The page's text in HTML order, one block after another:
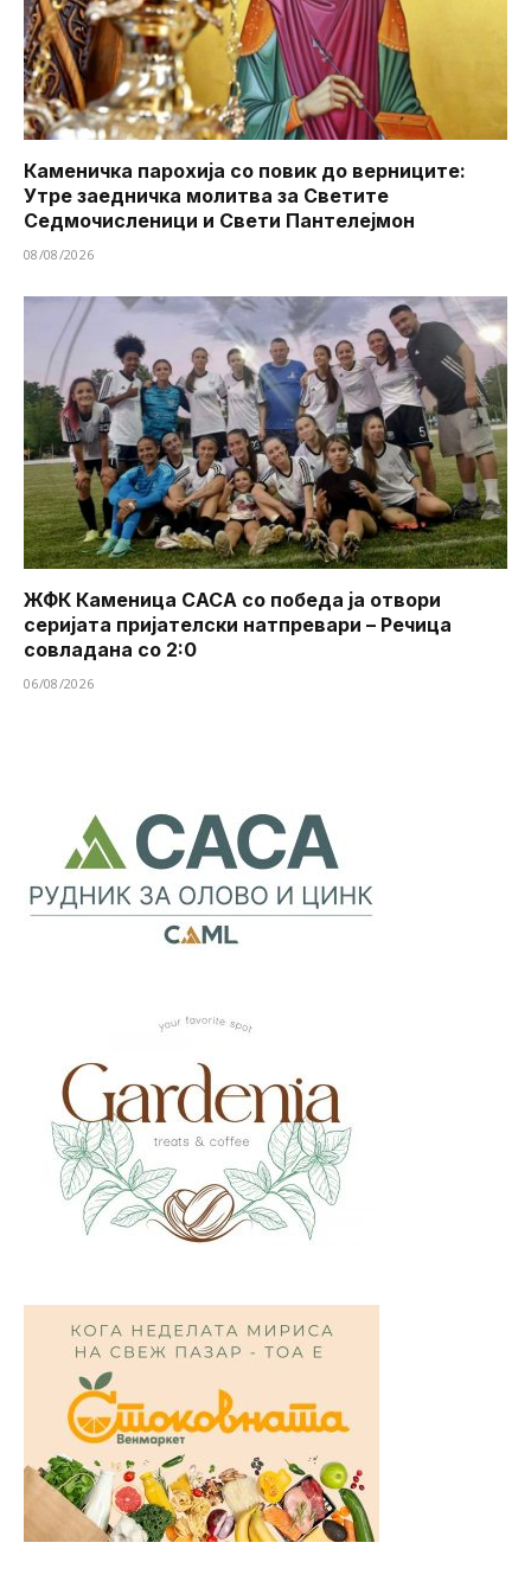
Каменичка парохија со повик до верниците:
Утре заедничка молитва за Светите
Седмочисленици и Свети Пантелејмон
08/08/2026
ЖФК Каменица САСА со победа ја отвори
серијата пријателски натпревари – Речица
совладана со 2:0
06/08/2026